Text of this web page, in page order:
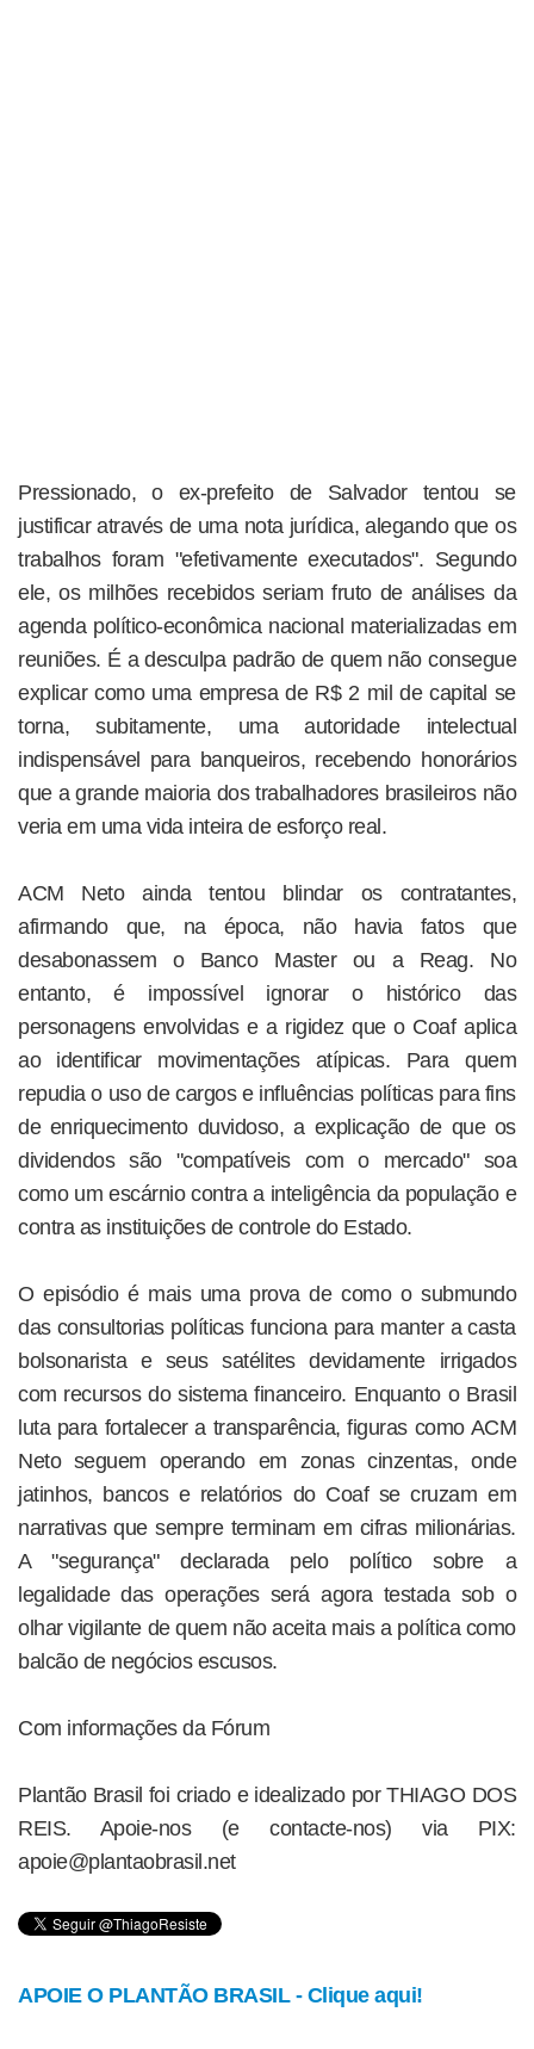
Pressionado, o ex-prefeito de Salvador tentou se
justificar através de uma nota jurídica, alegando que os
trabalhos foram "efetivamente executados". Segundo
ele, os milhões recebidos seriam fruto de análises da
agenda político-econômica nacional materializadas em
reuniões. É a desculpa padrão de quem não consegue
explicar como uma empresa de R$ 2 mil de capital se
torna, subitamente, uma autoridade intelectual
indispensável para banqueiros, recebendo honorários
que a grande maioria dos trabalhadores brasileiros não
veria em uma vida inteira de esforço real.
ACM Neto ainda tentou blindar os contratantes,
afirmando que, na época, não havia fatos que
desabonassem o Banco Master ou a Reag. No
entanto, é impossível ignorar o histórico das
personagens envolvidas e a rigidez que o Coaf aplica
ao identificar movimentações atípicas. Para quem
repudia o uso de cargos e influências políticas para fins
de enriquecimento duvidoso, a explicação de que os
dividendos são "compatíveis com o mercado" soa
como um escárnio contra a inteligência da população e
contra as instituições de controle do Estado.
O episódio é mais uma prova de como o submundo
das consultorias políticas funciona para manter a casta
bolsonarista e seus satélites devidamente irrigados
com recursos do sistema financeiro. Enquanto o Brasil
luta para fortalecer a transparência, figuras como ACM
Neto seguem operando em zonas cinzentas, onde
jatinhos, bancos e relatórios do Coaf se cruzam em
narrativas que sempre terminam em cifras milionárias.
A "segurança" declarada pelo político sobre a
legalidade das operações será agora testada sob o
olhar vigilante de quem não aceita mais a política como
balcão de negócios escusos.
Com informações da Fórum
Plantão Brasil foi criado e idealizado por THIAGO DOS
REIS. Apoie-nos (e contacte-nos) via PIX:
apoie@plantaobrasil.net
APOIE O PLANTÃO BRASIL - Clique aqui!